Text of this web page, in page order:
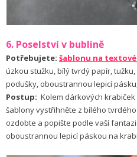
6. Poselství v bublině
Potřebujete: šablonu na
úzkou stužku, bílý tvrdý papír,
podušky, oboustrannou lepicí
Postup: Kolem dárkových
šablony vystřihněte z bílého
ozdobte a popište podle vaší
oboustrannou lepicí páskou na